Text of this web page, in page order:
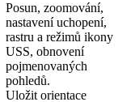
Posun, zoomování,
nastavení uchopení,
rastru a režimů ikony
USS, obnovení
pojmenovaných
pohledů.
Uložit orientace